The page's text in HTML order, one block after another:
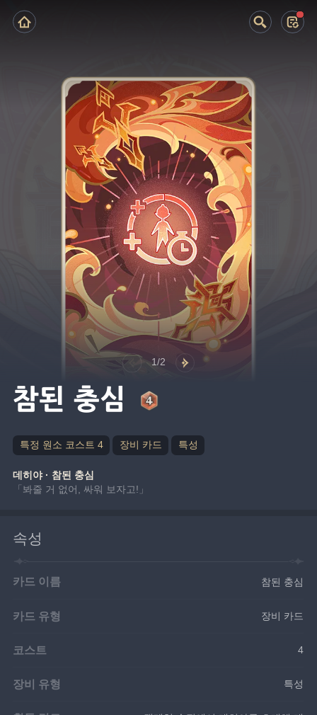
1/2
참된 충심
특정 원소 코스트 4 장비 카드 특성
데히야 · 참된 충심
「봐줄 거 없어, 싸워 보자고!」
속성
카드 이름 참된 충심
카드 유형 장비 카드
코스트 4
장비 유형 특성